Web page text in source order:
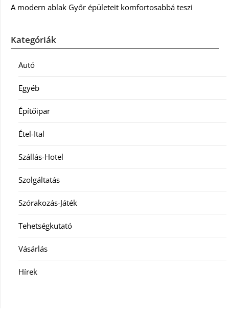
A modern ablak Győr épületeit komfortosabbá teszi
Kategóriák
Autó
Egyéb
Építőipar
Étel-Ital
Szállás-Hotel
Szolgáltatás
Szórakozás-Játék
Tehetségkutató
Vásárlás
Hírek